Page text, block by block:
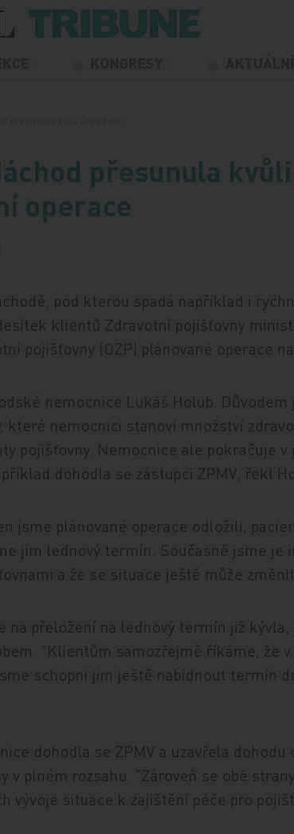
přesunula
operace
pod kterou spadá například i
klientů Zdravotní pojišťovny
pojišťovny (OZP) plánované operace
nemocnice Lukáš Holub. Důvodem
které nemocnici stanoví množství
pojišťovny. Nemocnice ale pokračuje v
dohodla se zástupci ZPMV, řekl
jsme plánované operace odložili,
jim lednový termín. Současně jsme je
a že se situace ještě může
na přeložení na lednový termín již
"Klientům samozřejmě říkáme, že
schopni jim ještě nabídnout termín
dohodla se ZPMV a uzavřela dohodu
v plném rozsahu. "Zároveň se obě
vývoje situace k zajištění péče pro